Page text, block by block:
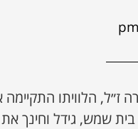
ז״ל, הלוויתו
שמש, גידל וחינך